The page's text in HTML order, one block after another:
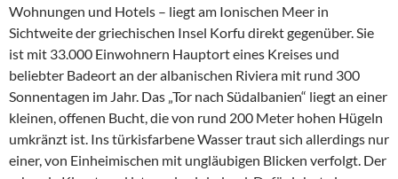
Wohnungen und Hotels – liegt am Ionischen Meer in
Sichtweite der griechischen Insel Korfu direkt gegenüber. Sie
ist mit 33.000 Einwohnern Hauptort eines Kreises und
beliebter Badeort an der albanischen Riviera mit rund 300
Sonnentagen im Jahr. Das „Tor nach Südalbanien“ liegt an einer
kleinen, offenen Bucht, die von rund 200 Meter hohen Hügeln
umkränzt ist. Ins türkisfarbene Wasser traut sich allerdings nur
einer, von Einheimischen mit ungläubigen Blicken verfolgt. Der